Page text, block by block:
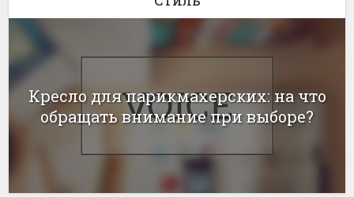
Кресло для парикмахерских: на что
обращать внимание при выборе?